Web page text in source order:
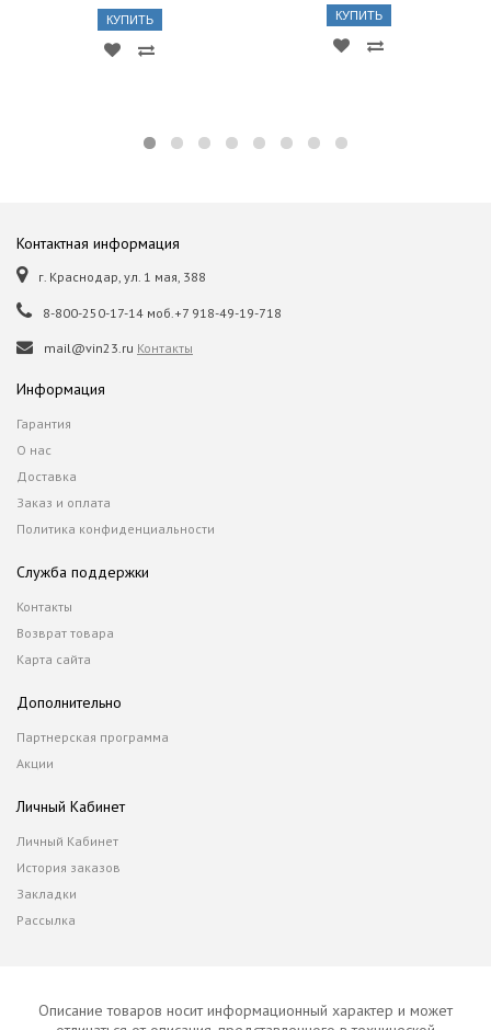
КУПИТЬ КУПИТЬ
Контактная информация
г. Краснодар, ул. 1 мая, 388
8-800-250-17-14 моб.+7 918-49-19-718
mail@vin23.ru Контакты
Информация
Гарантия
О нас
Доставка
Заказ и оплата
Политика конфиденциальности
Служба поддержки
Контакты
Возврат товара
Карта сайта
Дополнительно
Партнерская программа
Акции
Личный Кабинет
Личный Кабинет
История заказов
Закладки
Рассылка
Описание товаров носит информационный характер и может